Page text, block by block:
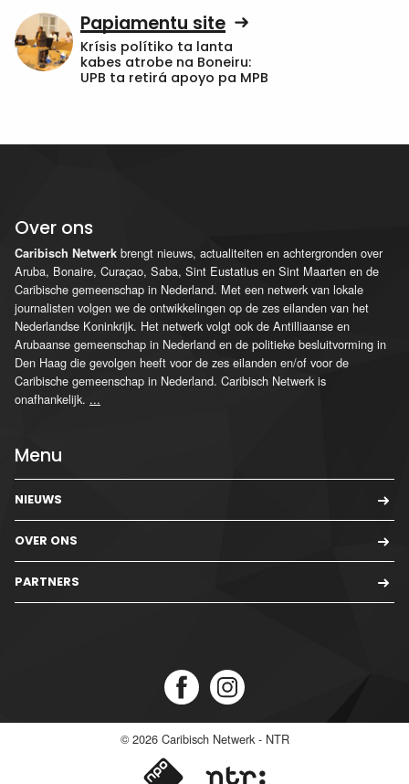
Papiamentu site
Krísis polítiko ta lanta
kabes atrobe na Boneiru:
UPB ta retirá apoyo pa MPB
Over ons
Caribisch Netwerk brengt nieuws, actualiteiten en achtergronden over
Aruba, Bonaire, Curaçao, Saba, Sint Eustatius en Sint Maarten en de
Caribische gemeenschap in Nederland. Met een netwerk van lokale
journalisten volgen we de ontwikkelingen op de zes eilanden van het
Nederlandse Koninkrijk. Het netwerk volgt ook de Antilliaanse en
Arubaanse gemeenschap in Nederland en de politieke besluitvorming in
Den Haag die gevolgen heeft voor de zes eilanden en/of voor de
Caribische gemeenschap in Nederland. Caribisch Netwerk is
onafhankelijk. ...
Menu
NIEUWS
OVER ONS
PARTNERS
© 2026 Caribisch Netwerk - NTR